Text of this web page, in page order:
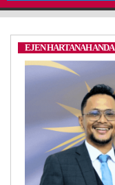
EJEN HARTANAH ANDA